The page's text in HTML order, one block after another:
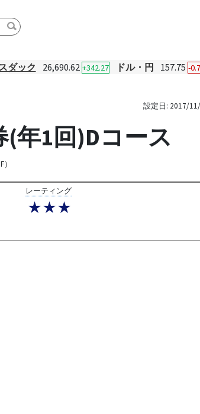
ダック 26,690.62 +342.27 ドル・円 157.75 -
設定日: 2017/
(年1回)Dコース
レーティング
★★★